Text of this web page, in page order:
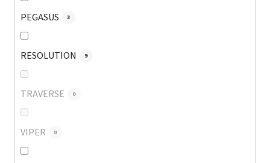
PEGASUS 3
RESOLUTION 9
TRAVERSE 0
VIPER 0